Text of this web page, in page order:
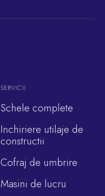
SERVICII
Schele complete
Inchiriere utilaje de
constructii
Cofraj de umbrire
Masini de lucru